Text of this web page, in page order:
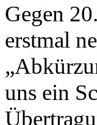
Gegen
erstmal
uns ein